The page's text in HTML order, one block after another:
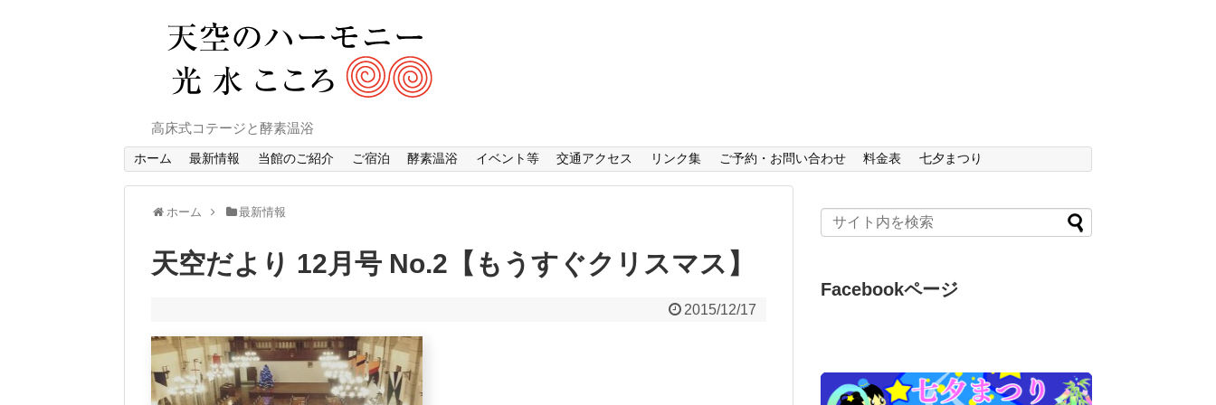
高床式コテージと酵素温浴
ホーム 最新情報 当館のご紹介 ご宿泊 酵素温浴 イベント等 交通アクセス リンク集 ご予約・お問い合わせ 料金表 七夕まつり
ホーム 最新情報
天空だより 12月号 No.2【もうすぐクリスマス】
2015/12/17
Facebookページ